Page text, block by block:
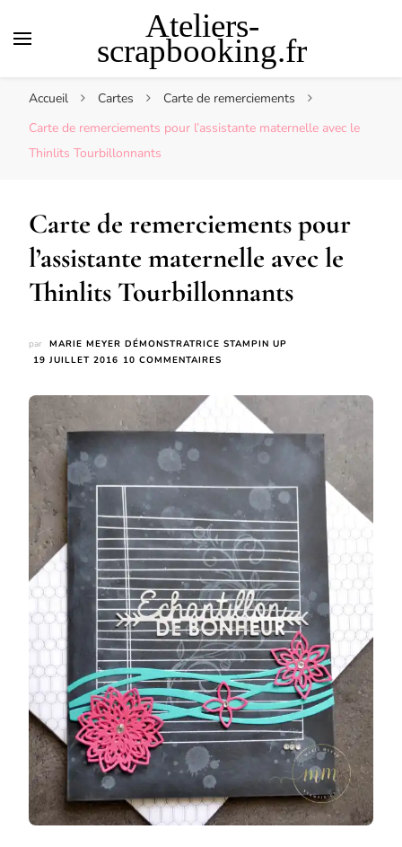
Ateliers-
scrapbooking.fr
Accueil Cartes
Carte de remerciements
Carte de remerciements pour l’assistante maternelle avec le
Thinlits Tourbillonnants
Carte de remerciements pour
l’assistante maternelle avec le
Thinlits Tourbillonnants
par
MARIE MEYER DÉMONSTRATRICE STAMPIN UP
19 JUILLET 2016 10 COMMENTAIRES
REMERCIEMENTS
L’ASSISTANTE
MATERNELLE
LE
THINLITS
TOURBILLONNANTS